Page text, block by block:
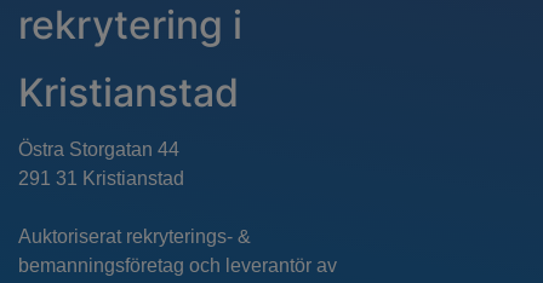
rekrytering i
Kristianstad
Östra Storgatan 44
291 31 Kristianstad
Auktoriserat rekryterings- &
bemanningsföretag och leverantör av